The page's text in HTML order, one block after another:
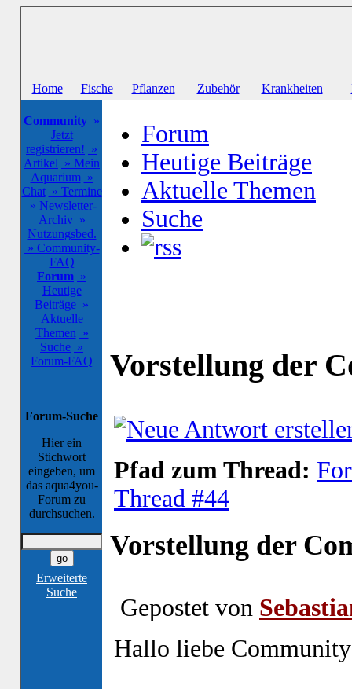
Home Fische Pflanzen Zubehör Krankheiten
Community »
Jetzt
registrieren! »
Artikel » Mein
Aquarium »
Chat » Termine
» Newsletter-
Archiv »
Nutzungsbed.
» Community-
FAQ
Forum »
Heutige
Beiträge »
Aktuelle
Themen »
Suche »
Forum-FAQ
Forum-Suche
Hier ein
Stichwort
eingeben, um
das aqua4you-
Forum zu
durchsuchen.
Erweiterte
Suche
Forum
Heutige Beiträge
Aktuelle Themen
Suche
Vorstellung der
Pfad zum Thread:
Thread #44
Vorstellung der
Gepostet von
Hallo liebe